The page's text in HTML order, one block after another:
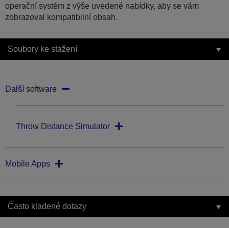
operační systém z výše uvedené nabídky, aby se vám
zobrazoval kompatibilní obsah.
Soubory ke stažení
Další software
Throw Distance Simulator
Mobile Apps
Často kladené dotazy